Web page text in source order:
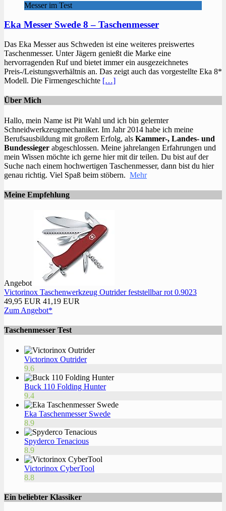
Messer im Test
Eka Messer Swede 8 – Taschenmesser
Das Eka Messer aus Schweden ist eine weiteres preiswertes
Taschenmesser. Unter Jägern genießt die Marke eine
hervorragenden Ruf und bietet immer ein ausgezeichnetes
Preis-/Leistungsverhältnis an. Das zeigt auch das vorgestellte Eka 8*
Modell. Die Firmengeschichte […]
Über Mich
Hallo, mein Name ist Pit Wahl und ich bin gelernter
Schneidwerkzeugmechaniker. Im Jahr 2014 habe ich meine
Berufsausbildung mit großem Erfolg, als Kammer-, Landes- und
Bundessieger abgeschlossen. Meine jahrelangen Erfahrungen und
mein Wissen möchte ich gerne hier mit dir teilen. Du bist auf der
Suche nach einem hochwertigen Taschenmesser, dann bist du hier
genau richtig. Viel Spaß beim stöbern. Mehr
Meine Empfehlung
Angebot
Victorinox Taschenwerkzeug Outrider feststellbar rot 0.9023
49,95 EUR 41,19 EUR
Zum Angebot*
Taschenmesser Test
Victorinox Outrider
9.6
Buck 110 Folding Hunter
9.4
Eka Taschenmesser Swede
8.9
Spyderco Tenacious
8.9
Victorinox CyberTool
8.8
Ein beliebter Klassiker